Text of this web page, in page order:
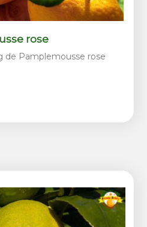
rose
de Pamplemousse rose